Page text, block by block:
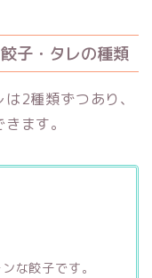
子・タレの種類
2種類ずつあり、
ます。
な餃子です。